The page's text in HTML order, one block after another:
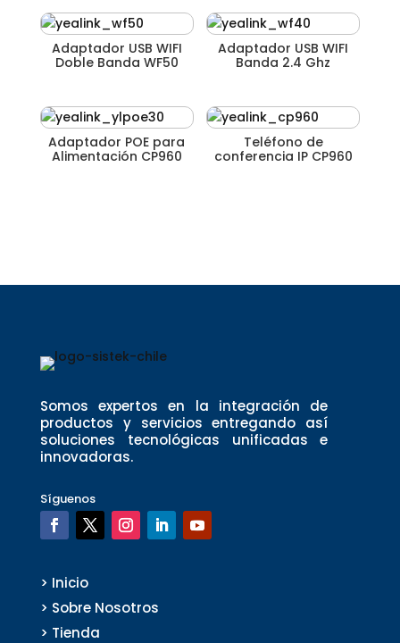
Adaptador USB WIFI
Doble Banda WF50
Adaptador USB WIFI
Banda 2.4 Ghz
Adaptador POE para
Alimentación CP960
Teléfono de
conferencia IP CP960
Somos expertos en la integración de
productos y servicios entregando así
soluciones tecnológicas unificadas e
innovadoras.
Síguenos
> Inicio
> Sobre Nosotros
> Tienda